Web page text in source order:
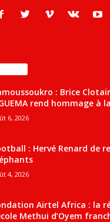
: Brice
rend hommage à
6, 2026
: Hervé Renard de
4, 2026
Airtel Africa : la
Methui d’Oyem